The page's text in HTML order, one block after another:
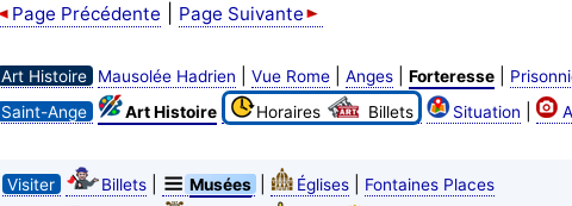
Page Précédente Page Suivante
Art Histoire Mausolée Hadrien Vue Rome| Anges| Forteresse|
Saint-Ange
Art Histoire Horaires Billets Situation
Visiter Billets| Musées Églises|
Fontaines Places